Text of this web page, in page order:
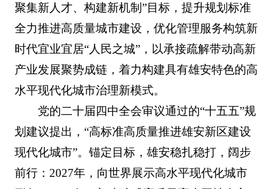
聚集新人才、构建新机制”目标，提升规划标准
全力推进高质量城市建设，优化管理服务构筑新
时代宜业宜居“人民之城”，以承接疏解带动高新
产业发展聚势成链，着力构建具有雄安特色的高
水平现代化城市治理新模式。
党的二十届四中全会审议通过的“十五五”规
划建议提出，“高标准高质量推进雄安新区建设
现代化城市”。锚定目标，雄安稳扎稳打，阔步
前行：2027年，向世界展示高水平现代化城市